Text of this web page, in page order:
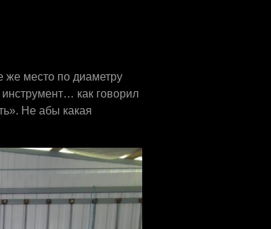
место по диаметру
как говорил
Не абы какая